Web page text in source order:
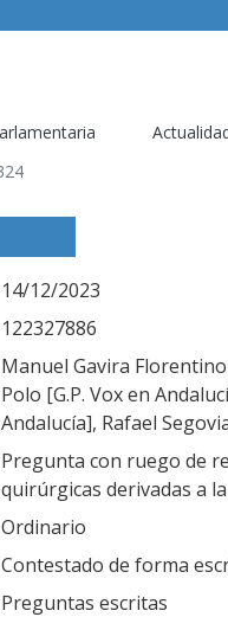
14/12/2023
122327886
Manuel Gavira
Polo [G.P. Vox en
Andalucía], Rafael
Pregunta con ruego de
quirúrgicas derivadas a
Ordinario
Contestado de forma
Preguntas escritas